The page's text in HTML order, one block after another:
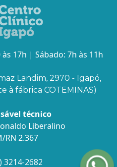
17h | Sábado: 7h às 11h
Landim, 2970 - Igapó,
à fábrica COTEMINAS)
técnico
Liberalino
RN 2.367
3214-2682